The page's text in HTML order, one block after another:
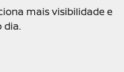
mais visibilidade e
dia.